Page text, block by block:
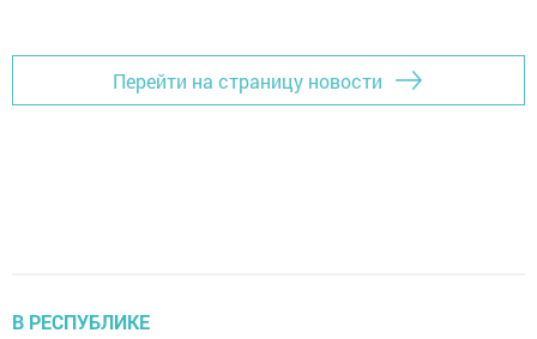
Перейти на страницу новости
В РЕСПУБЛИКЕ